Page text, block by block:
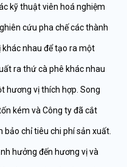
kỹ thuật viên hoá nghiệm
cứu pha chế các thành
nhau để tạo ra một
ra thứ cà phê khác nhau
hương vị thích hợp. Song
kém và Công ty đã cắt
chỉ tiêu chi phí sản xuất.
hưởng đến hương vị và